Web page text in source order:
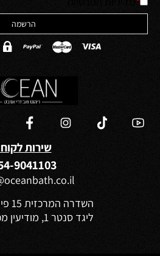
שירות
9041103
השדרה המרכזית 15 פינת המעיין 30
ליגד סנטר 1, מודיעין מכבים רעות